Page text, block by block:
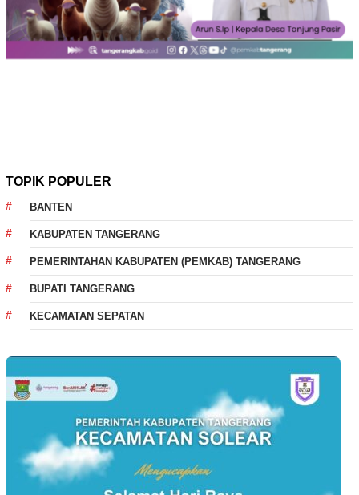
TOPIK POPULER
BANTEN
KABUPATEN TANGERANG
PEMERINTAHAN KABUPATEN (PEMKAB) TANGERANG
BUPATI TANGERANG
KECAMATAN SEPATAN